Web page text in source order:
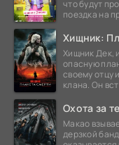
что будут
поездка на
Хищник:
Хищник Дек,
опасную
своему отцу
клана. Он
Охота за
Макао
дерзкой